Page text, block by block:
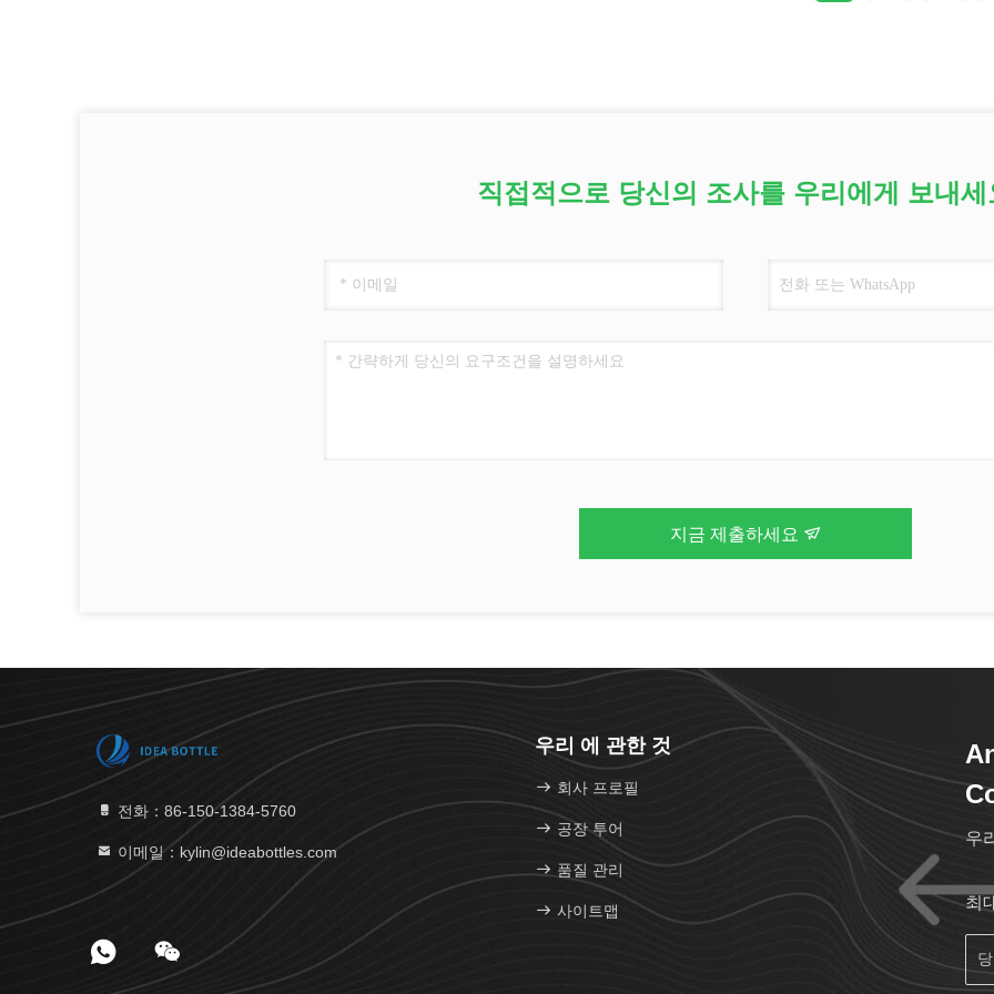
직접적으로 당신의 조사를 우리에게 보내세
지금 제출하세요
전화：86-150-1384-5760
이메일：kylin@ideabottles.com
우리 에 관한 것
회사 프로필
공장 투어
품질 관리
사이트맵
우
최